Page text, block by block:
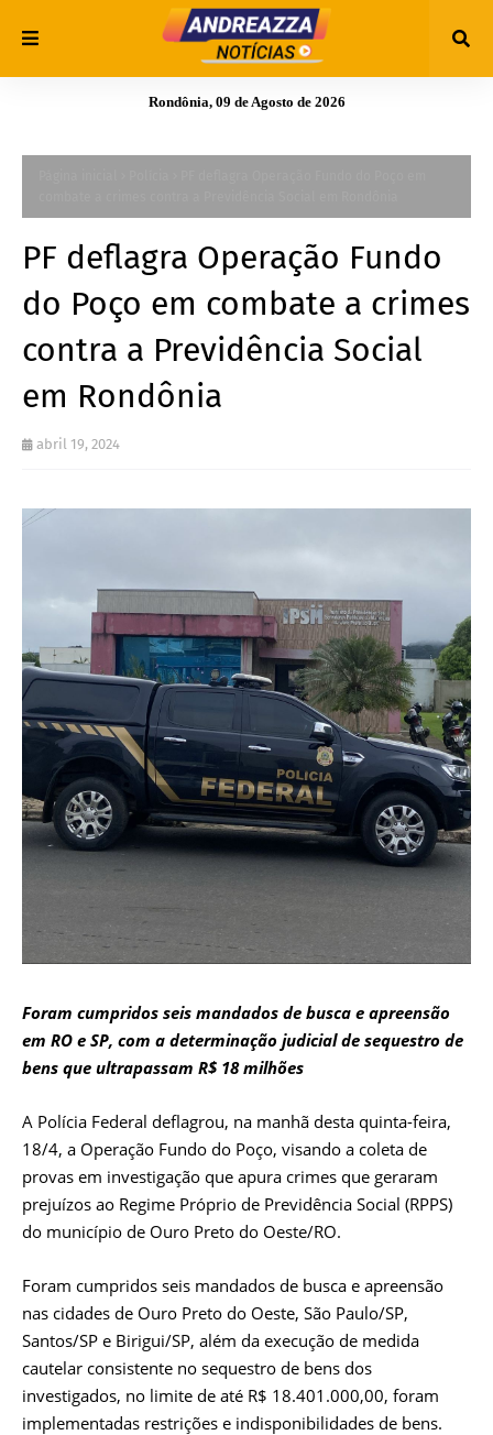
Rondônia, 09 de Agosto de 2026
PF deflagra Operação Fundo
do Poço em combate a crimes
contra a Previdência Social
em Rondônia
abril 19, 2024
Foram cumpridos seis mandados de busca e apreensão
em RO e SP, com a determinação judicial de sequestro de
bens que ultrapassam R$ 18 milhões
A Polícia Federal deflagrou, na manhã desta quinta-feira,
18/4, a Operação Fundo do Poço, visando a coleta de
provas em investigação que apura crimes que geraram
prejuízos ao Regime Próprio de Previdência Social (RPPS)
do município de Ouro Preto do Oeste/RO.
Foram cumpridos seis mandados de busca e apreensão
nas cidades de Ouro Preto do Oeste, São Paulo/SP,
Santos/SP e Birigui/SP, além da execução de medida
cautelar consistente no sequestro de bens dos
investigados, no limite de até R$ 18.401.000,00, foram
implementadas restrições e indisponibilidades de bens.